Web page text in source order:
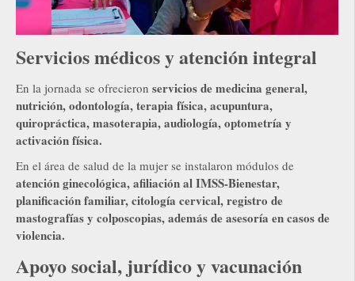
Servicios médicos y atención integral
En la jornada se ofrecieron servicios de medicina general,
nutrición, odontología, terapia física, acupuntura,
quiropráctica, masoterapia, audiología, optometría y
activación física.
En el área de salud de la mujer se instalaron módulos de
atención ginecológica, afiliación al IMSS-Bienestar,
planificación familiar, citología cervical, registro de
mastografías y colposcopias, además de asesoría en casos de
violencia.
Apoyo social, jurídico y vacunación